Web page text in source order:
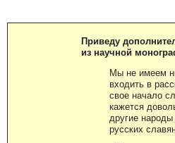
Приведу
из научной
Мы не имеем
входить в
свое начало
кажется
другие
русских